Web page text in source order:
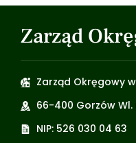
Zarząd
Zarząd Okręgowy
66-400 Gorzów Wl.
NIP: 526 030 04 63